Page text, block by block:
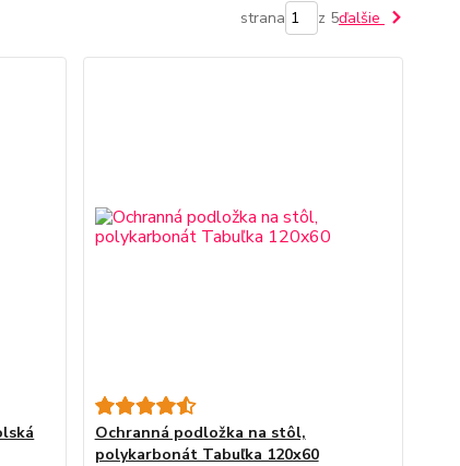
strana z 5ďalšie
Ochranná podložka na stôl,
polykarbonát Tabuľka 120x60